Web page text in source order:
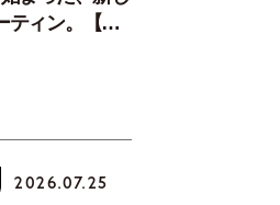
ティン。【中
2026.07.25